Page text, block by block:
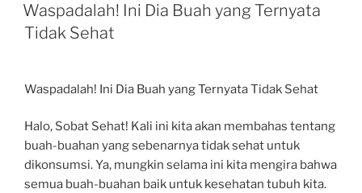
ON
Waspadalah! Ini Dia Buah yang Ternyata
Tidak Sehat
Waspadalah! Ini Dia Buah yang Ternyata Tidak Sehat
Halo, Sobat Sehat! Kali ini kita akan membahas tentang
buah-buahan yang sebenarnya tidak sehat untuk
dikonsumsi. Ya, mungkin selama ini kita mengira bahwa
semua buah-buahan baik untuk kesehatan tubuh kita.